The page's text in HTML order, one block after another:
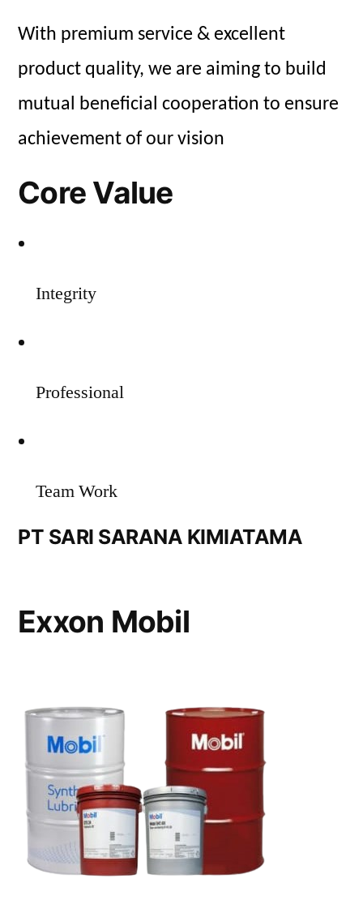
With premium service & excellent
product quality, we are aiming to build
mutual beneficial cooperation to ensure
achievement of our vision
Core Value
Integrity
Professional
Team Work
PT SARI SARANA KIMIATAMA
Exxon Mobil